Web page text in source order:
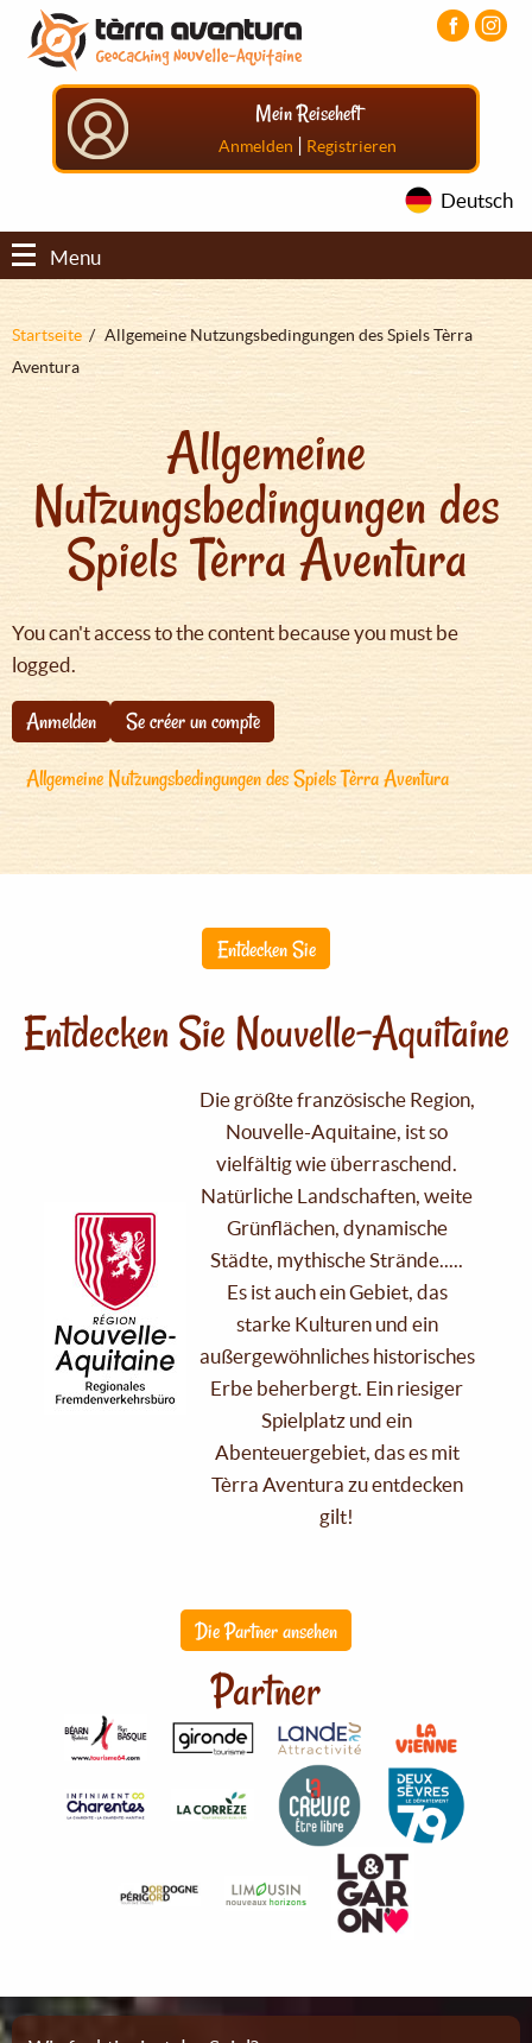
Direkt
zum
Inhalt
Aller
menu
principal
Aller
pied
Mein Reiseheft
Anmelden | Registrieren
Deutsch
Menu
Pfadnavigation
Startseite
Allgemeine Nutzungsbedingungen des Spiels Tèrra
Aventura
Allgemeine
Nutzungsbedingungen des
Spiels Tèrra Aventura
You can't access to the content because you must be
logged.
Anmelden
Se créer un compte
Allgemeine Nutzungsbedingungen des Spiels Tèrra Aventura
Entdecken Sie
Entdecken Sie Nouvelle-Aquitaine
Die größte französische Region,
Nouvelle-Aquitaine, ist so
vielfältig wie überraschend.
Natürliche Landschaften, weite
Grünflächen, dynamische
Städte, mythische Strände.....
Es ist auch ein Gebiet, das
starke Kulturen und ein
außergewöhnliches historisches
Erbe beherbergt. Ein riesiger
Spielplatz und ein
Abenteuergebiet, das es mit
Tèrra Aventura zu entdecken
gilt!
Die Partner ansehen
Partner